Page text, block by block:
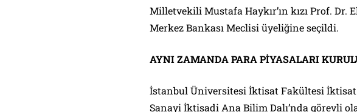
Milletvekili Mustafa Haykır’ın kızı Prof. Dr.
Merkez Bankası Meclisi üyeliğine seçildi.
AYNI ZAMANDA PARA PİYASALARI
İstanbul Üniversitesi İktisat Fakültesi
Sanayi İktisadi Ana Bilim Dalı’nda görevli